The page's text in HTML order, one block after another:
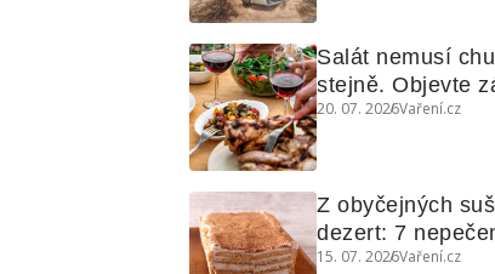
Salát nemusí
stejně. Objevte
využijete i na
20. 07. 2026Vaření.cz
Z obyčejných
dezert: 7
koláčů
15. 07. 2026Vaření.cz